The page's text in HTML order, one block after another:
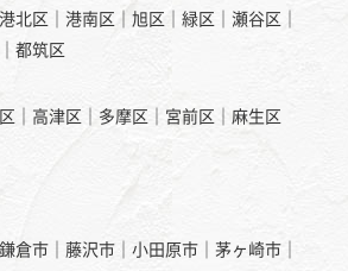
北区｜港南区｜旭区｜緑区｜瀬谷区｜
都筑区
｜高津区｜多摩区｜宮前区｜麻生区
倉市｜藤沢市｜小田原市｜茅ヶ崎市｜